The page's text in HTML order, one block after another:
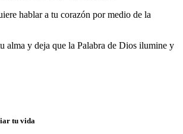
hablar a tu corazón por medio de la
alma y deja que la Palabra de Dios ilumine y
tu vida